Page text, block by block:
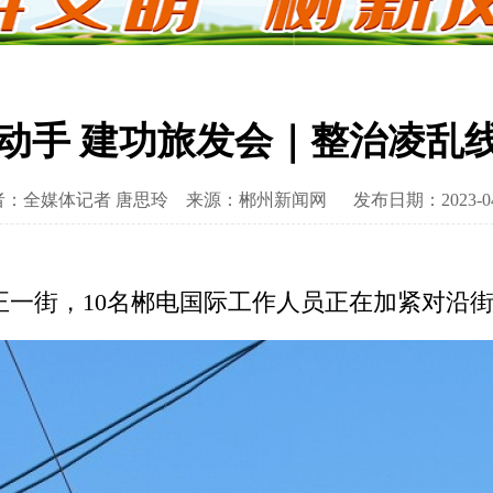
手 建功旅发会｜整治凌乱
：全媒体记者 唐思玲 来源：郴州新闻网 发布日期：2023-
一街，10名郴电国际工作人员正在加紧对沿